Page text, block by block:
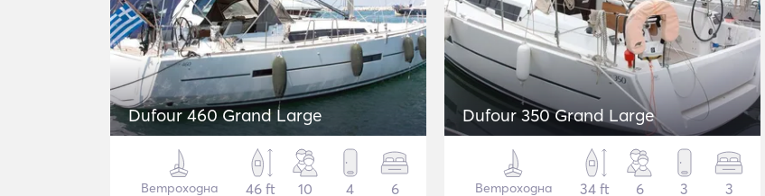
Dufour 460 Grand Large
Ветроходна
46 ft
10 4 6
Dufour 350 Grand Large
Ветроходна
34 ft
6 3 3